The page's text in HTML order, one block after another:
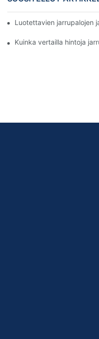
Luotettavien jarrupalojen
Kuinka vertailla hintoja